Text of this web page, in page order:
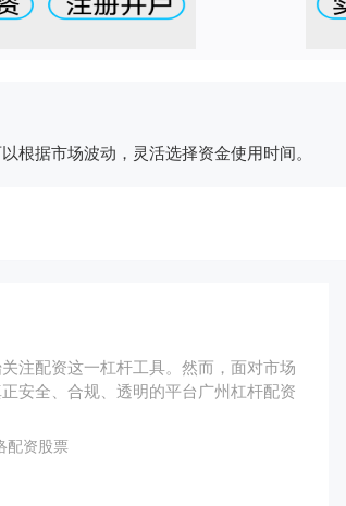
根据市场波动，灵活选择资金使用时间。
注配资这一杠杆工具。然而，面对市场
安全、合规、透明的平台广州杠杆配资
配资股票